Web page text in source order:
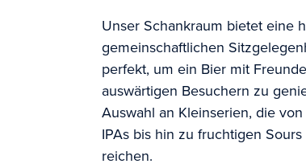
Unser Schankraum bietet eine
gemeinschaftlichen
perfekt, um ein Bier mit
auswärtigen Besuchern zu
Auswahl an Kleinserien, die
IPAs bis hin zu fruchtigen
reichen.